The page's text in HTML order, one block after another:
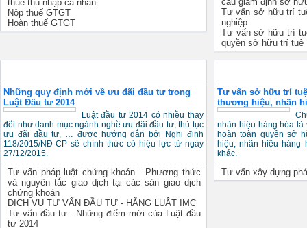
Pháp luật thuế - Các đối tượng được miễn giảm
thuế thu nhập cá nhân
Nộp thuế GTGT
Tư vấn sở hữu trí
cầu giám định sở
Tư vấn sở hữu trí
nghiệp
Tư vấn sở hữu trí
quyền sở hữu trí tuệ
Tư vấn đầu tư
Những quy định mới về ưu đãi đầu tư trong
Luật Đầu tư 2014
Luật đầu tư 2014 có nhiều thay
đổi như danh mục ngành nghề
tư, … được hướng dẫn bởi Nghị
định 118/2015/NĐ-CP sẽ chính
thức có hiệu lực từ ngày 27/12/2015.
Tư vấn pháp luật chứng khoán - Phương thức
và nguyên tắc giao dịch tại các sàn giao dịch
chứng khoán
Tư vấn thương hiệu
Tư vấn sở hữu trí
thương hiệu, nhãn
nhãn hiệu hàng hóa
hoàn toàn quyền sở
hiệu, nhãn hiệu hàng
khác.